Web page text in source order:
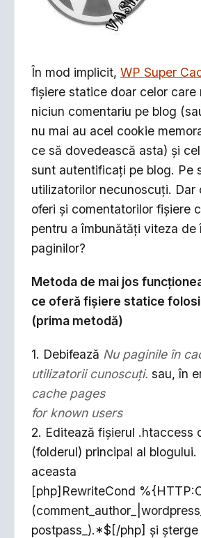
În mod implicit, WP Super
fişiere statice doar celor care
niciun comentariu pe blog
nu mai au acel cookie
ce să dovedească asta) şi
sunt autentificaţi pe blog. Pe
utilizatorilor necunoscuţi. Dar
oferi şi comentatorilor fişiere
pentru a îmbunătăţi viteza de
paginilor?
Metoda de mai jos
ce oferă fişiere statice
(prima metodă)
1. Debifează Nu paginile în
utilizatorii cunoscuţi. sau, în
cache pages
for known users
2. Editează fişierul .htaccess
(folderul) principal al blogului.
aceasta
[php]RewriteCond
postpass_).*$[/php] şi şterge